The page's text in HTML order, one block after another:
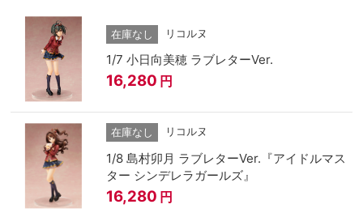
在庫なし リコルヌ
1/7 小日向美穂 ラブレターVer.
16,280 円
在庫なし リコルヌ
1/8 島村卯月 ラブレターVer.『アイドルマス
ター シンデレラガールズ』
16,280 円